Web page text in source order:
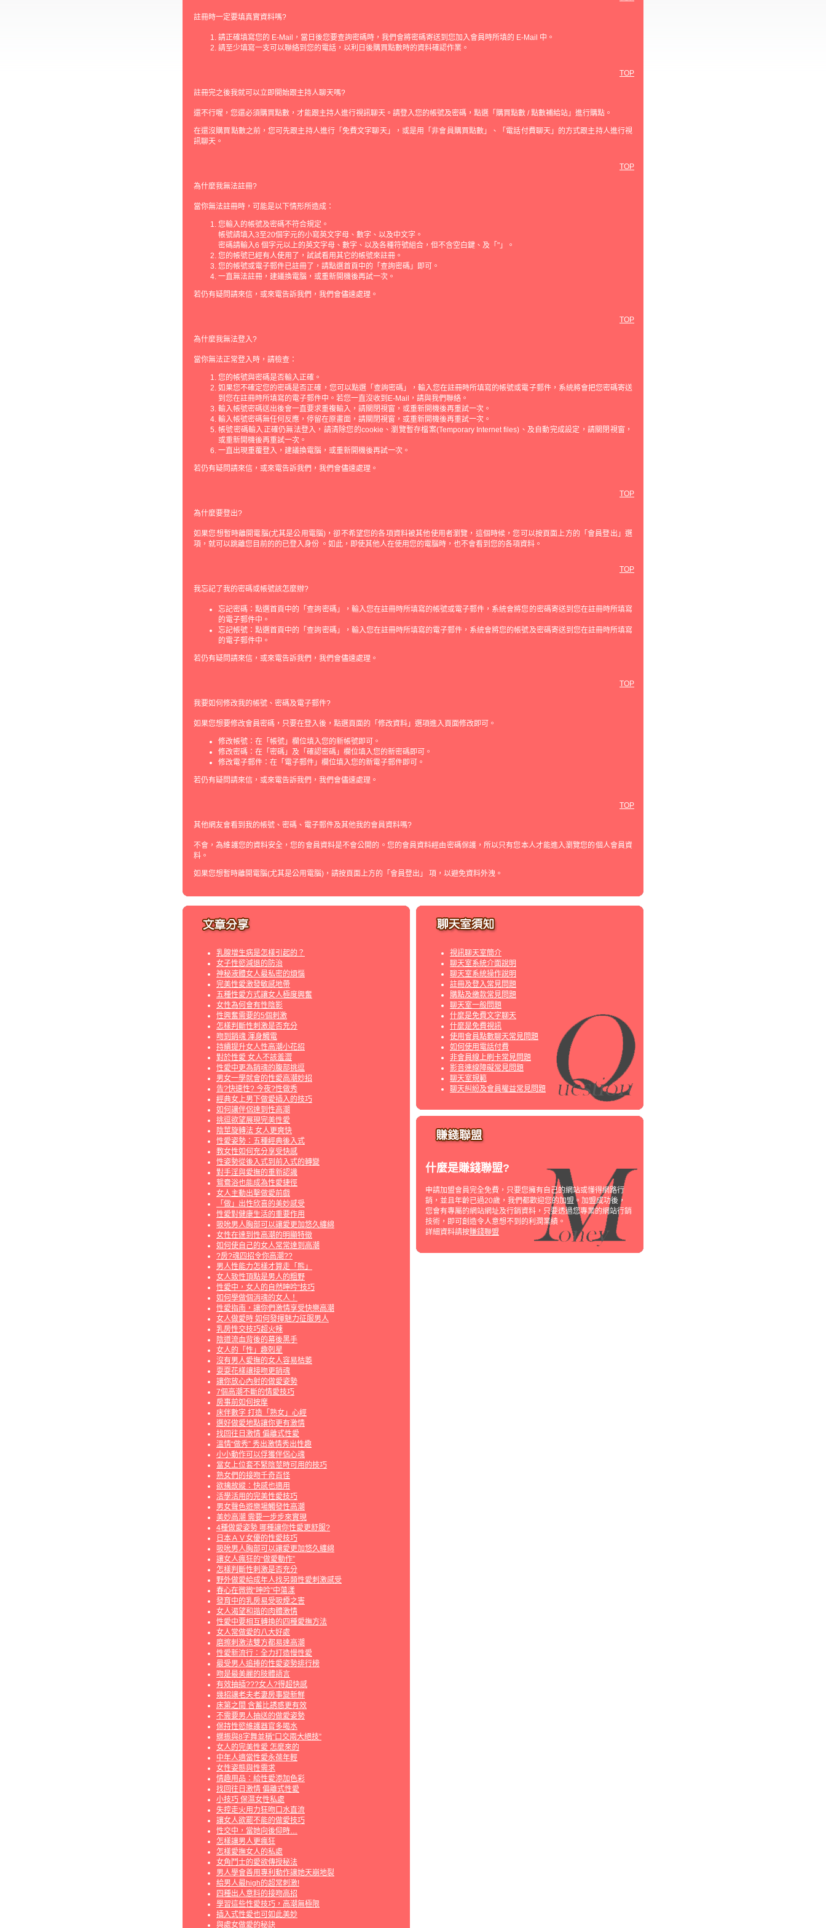
註冊時一定要填真實資料嗎?
請正確填寫您的 E-Mail，當日後您要查詢密碼時，我們會將密碼寄送到您加入會員時所填的 E-Mail 中。
請至少填寫一支可以聯絡到您的電話，以利日後購買點數時的資料確認作業。
TOP
註冊完之後我就可以立即開始跟主持人聊天嗎?
還不行喔，您還必須購買點數，才能跟主持人進行視訊聊天。請登入您的帳號及密碼，點選「購買點數 / 點數補給站」進行購點。
在還沒購買點數之前，您可先跟主持人進行「免費文字聊天」，或是用「非會員購買點數」、「電話付費聊天」的方式跟主持人進行視
訊聊天。
TOP
為什麼我無法註冊?
當你無法註冊時，可能是以下情形所造成：
您輸入的帳號及密碼不符合規定。
帳號請填入3至20個字元的小寫英文字母、數字、以及中文字。
密碼請輸入6 個字元以上的英文字母、數字、以及各種符號組合，但不含空白鍵、及「"」。
您的帳號已經有人使用了，試試看用其它的帳號來註冊。
您的帳號或電子郵件已註冊了，請點選首頁中的「查詢密碼」即可。
一直無法註冊，建議換電腦，或重新開機後再試一次。
若仍有疑問請來信，或來電告訴我們，我們會儘速處理。
TOP
為什麼我無法登入?
當你無法正常登入時，請檢查：
您的帳號與密碼是否輸入正確。
如果您不確定您的密碼是否正確，您可以點選「查詢密碼」，輸入您在註冊時所填寫的帳號或電子郵件，系統將會把您密碼寄送
到您在註冊時所填寫的電子郵件中。若您一直沒收到E-Mail，請與我們聯絡。
輸入帳號密碼送出後會一直要求重複輸入，請關閉視窗，或重新開機後再重試一次。
輸入帳號密碼無任何反應，停留在原畫面，請關閉視窗，或重新開機後再重試一次。
帳號密碼輸入正確仍無法登入，請清除您的cookie、瀏覽暫存檔案(Temporary Internet files)、及自動完成設定，請關閉視窗，
或重新開機後再重試一次。
一直出現重覆登入，建議換電腦，或重新開機後再試一次。
若仍有疑問請來信，或來電告訴我們，我們會儘速處理。
TOP
為什麼要登出?
如果您想暫時離開電腦(尤其是公用電腦)，卻不希望您的各項資料被其他使用者瀏覽，這個時候，您可以按頁面上方的「會員登出」選
項，就可以跳離您目前的的已登入身份 。如此，即使其他人在使用您的電腦時，也不會看到您的各項資料。
TOP
我忘記了我的密碼或帳號該怎麼辦?
忘記密碼：點選首頁中的「查詢密碼」，輸入您在註冊時所填寫的帳號或電子郵件，系統會將您的密碼寄送到您在註冊時所填寫
的電子郵件中。
忘記帳號：點選首頁中的「查詢密碼」，輸入您在註冊時所填寫的電子郵件，系統會將您的帳號及密碼寄送到您在註冊時所填寫
的電子郵件中。
若仍有疑問請來信，或來電告訴我們，我們會儘速處理。
TOP
我要如何修改我的帳號、密碼及電子郵件?
如果您想要修改會員密碼，只要在登入後，點選頁面的「修改資料」選項進入頁面修改即可。
修改帳號：在「帳號」欄位填入您的新帳號即可。
修改密碼：在「密碼」及「確認密碼」欄位填入您的新密碼即可。
修改電子郵件：在「電子郵件」欄位填入您的新電子郵件即可。
若仍有疑問請來信，或來電告訴我們，我們會儘速處理。
TOP
其他網友會看到我的帳號、密碼、電子郵件及其他我的會員資料嗎?
不會，為維護您的資料安全，您的會員資料是不會公開的。您的會員資料經由密碼保護，所以只有您本人才能進入瀏覽您的個人會員資
料。
如果您想暫時離開電腦(尤其是公用電腦)，請按頁面上方的「會員登出」 項，以避免資料外洩。
乳腺增生病是怎樣引起的？
女子性慾減退的防治
神秘液體女人最私密的煩惱
完美性愛激發敏感地帶
五種性愛方式讓女人極度興奮
女性為何會有性陰影
性興奮需要的5個刺激
怎樣判斷性刺激是否充分
吻到銷魂 渾身觸電
持續提升女人性高潮小花招
對於性愛 女人不該羞澀
性愛中更為銷魂的腹部挑逗
男女一學就會的性愛高潮妙招
告?快速性? 今夜?性做秀
經典女上男下做愛插入的技巧
如何讓伴侶達到性高潮
挑逗欲望展現完美性愛
陰莖旋轉法 女人更爽快
性愛姿勢：五種經典後入式
教女性如何充分享受快感
性姿勢從後入式到前入式的轉變
對手淫與愛撫的重新認識
鴛鴦浴也能成為性愛捷徑
女人主動出擊做愛前戲
「做」出性欣喜的美妙感受
性愛對健康生活的重要作用
吸吮男人胸部可以讓愛更加悠久纏綿
女性在達到性高潮的明顯特徵
如何使自己的女人常常達到高潮
?房?魂四招令你高潮??
男人性能力怎樣才算走「熊」
女人致性頂點是男人的粗野
性愛中，女人的自然呻吟“技巧
如何學做個消魂的女人！
性愛指南，讓你們激情享受快樂高潮
女人做愛時 如何發揮魅力征服男人
乳房性交技巧超火辣
陰道流血背後的幕後黑手
女人的「性」趣剋星
沒有男人愛撫的女人容易枯萎
耍耍花樣讓接吻更銷魂
讓你放心內射的做愛姿勢
7個高潮不斷的情愛技巧
房事前如何按摩
床伴數字 打造「熟女」心經
選好做愛地點讓你更有激情
找回往日激情 偏離式性愛
溫情“做秀” 秀出激情秀出性趣
小小動作可以俘獲伴侶心魂
當女上位套不緊陰莖時可用的技巧
熟女們的接吻千奇百怪
欲擒故縱：快感也適用
活學活用的完美性愛技巧
男女聲色遊樂場觸發性高潮
美妙高潮 需要一步步來實現
4種做愛姿勢 哪種讓你性愛更舒服?
日本ＡＶ女優的性愛技巧
吸吮男人胸部可以讓愛更加悠久纏綿
讓女人瘋狂的“做愛動作”
怎樣判斷性刺激是否充分
野外做愛給成年人找另類性愛刺激感受
春心在微微“呻吟”中蕩漾
發育中的乳房易受吸煙之害
女人渴望和諧的肉體激情
性愛中要相互轉換的四種愛撫方法
女人常做愛的八大好處
磨擦刺激法雙方都易達高潮
性愛新流行：全力打造慢性愛
最受男人追捧的性愛姿勢排行榜
吻是最美麗的肢體語言
有效抽插???女人?得超快感
幾招讓老夫老妻房事變新鮮
床第之間 含蓄比誘惑更有效
不需要男人抽送的做愛姿勢
保持性慾維護器官多喝水
蝶振與8字舞並稱“口交兩大絕技”
女人的完美性愛 怎麼來的
中年人適當性愛永葆年輕
女性姿態與性需求
情趣用品：給性愛添加色彩
找回往日激情 偏離式性愛
小技巧 保濕女性私處
失控走火用力狂吻口水直流
讓女人欲罷不能的做愛技巧
性交中，當她向後仰時…
怎樣讓男人更瘋狂
怎樣愛撫女人的私處
女角鬥士的愛欲傳授秘法
男人學會善用專利動作讓她天崩地裂
給男人最high的超常刺激!
四種出人意料的接吻高招
學習這些性愛技巧，高潮無極限
插入式性愛也可如此美妙
與處女做愛的秘訣
視訊聊天室簡介
聊天室系統介面說明
聊天室系統操作說明
註冊及登入常見問題
購點及繳款常見問題
聊天室一般問題
什麼是免費文字聊天
什麼是免費視訊
使用會員點數聊天常見問題
如何使用電話付費
非會員線上刷卡常見問題
影音連線障礙常見問題
聊天室規範
聊天糾紛及會員權益常見問題
什麼是賺錢聯盟?
申請加盟會員完全免費，只要您擁有自己的網站或懂得網路行
銷，並且年齡已過20歲，我們都歡迎您的加盟。加盟成功後，
您會有專屬的網站網址及行銷資料，只要透過您專業的網站行銷
技術，即可創造令人意想不到的利潤業績。
詳細資料請按賺錢聯盟